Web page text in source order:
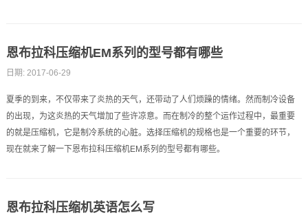
恩布拉科压缩机EM系列的型号都有哪些
日期: 2017-06-29
夏季的到来，不仅带来了炎热的天气，还带动了人们烦躁的情绪。然而制冷设备
的出现，为这炎热的天气增加了些许凉意。而在制冷的整个运作过程中，最重要
的就是压缩机，它是制冷系统的心脏。选择压缩机的规格也是一个重要的环节，
现在就来了解一下恩布拉科压缩机EM系列的型号都有哪些。
恩布拉科压缩机英语怎么写